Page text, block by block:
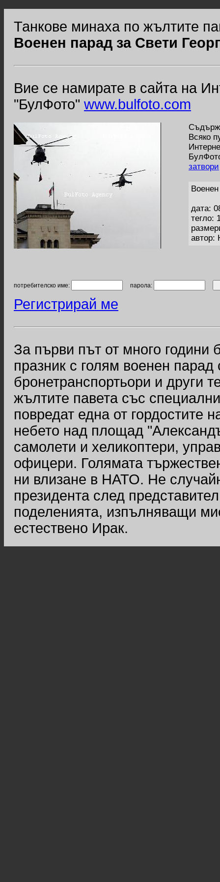
Танкове минаха по жълтите
Военен парад за Свети
Вие се намирате в сайта на
"БулФото" www.bulfoto.com
Всяко
затвори
дата:
тегло:
автор:
потребителско име: парола:
Регистрирай ме
За първи път от много години
празник с голям военен
бронетранспортьори и други
жълтите павета със
повредат една от гордостите
небето над площад
самолети и хеликоптери,
офицери. Голямата
ни влизане в НАТО. Не
президента след
поделенията, изпълняващи
естествено Ирак.